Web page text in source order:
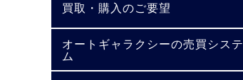
買取・購入のご要望
オートギャラクシーの売買システ
ム